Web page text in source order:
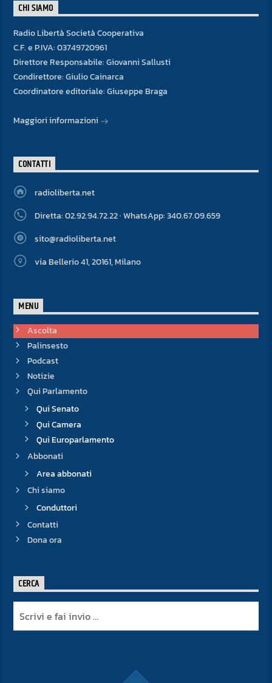
CHI SIAMO
Radio Libertà Società Cooperativa
C.F. e P.IVA: 03749720961
Direttore Responsabile: Giovanni Sallusti
Condirettore: Giulio Cainarca
Coordinatore editoriale: Giuseppe Braga
Maggiori informazioni
CONTATTI
radioliberta.net
Diretta: 02.92.94.72.22 · WhatsApp: 340.67.09.659
sito@radioliberta.net
via Bellerio 41, 20161, Milano
MENU
Ascolta
Palinsesto
Podcast
Notizie
Qui Parlamento
Qui Senato
Qui Camera
Qui Europarlamento
Abbonati
Area abbonati
Chi siamo
Conduttori
Contatti
Dona ora
CERCA